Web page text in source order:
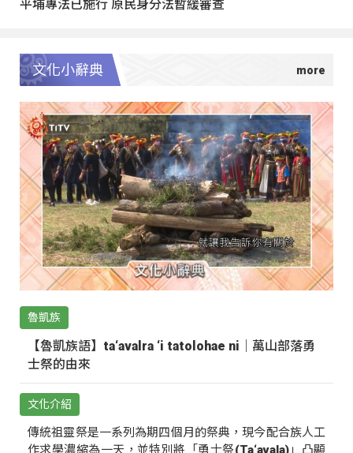
文化小辭典
魯凱族
【魯凱族語】ta‘avalra ‘i tatolohae ni｜萬山部落勇
士祭的由來
文化介紹
傳統祖靈祭是一系列為期四個月的祭典，現今配合族人工
作求學濃縮為一天，並特別將「勇士祭(Ta‘avala)」凸顯